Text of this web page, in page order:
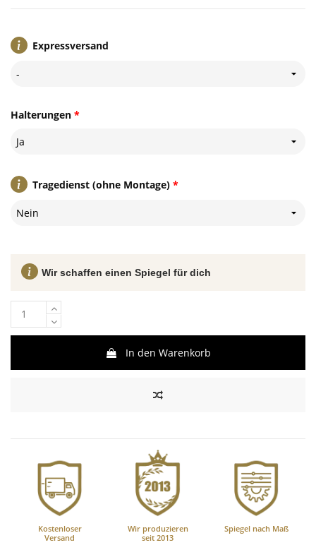
Expressversand
-
*
Halterungen
Ja
*
Tragedienst (ohne Montage)
Nein
In den Warenkorb
Wir schaffen einen Spiegel für dich
Kostenloser
Versand
Wir produzieren
seit 2013
Spiegel nach Maß